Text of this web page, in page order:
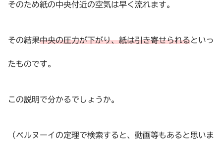
そのため紙の中央付近の空気は早く流れます。
その結果中央の圧力が下がり、紙は引き寄せられるといっ
たものです。
この説明で分かるでしょうか。
（ベルヌーイの定理で検索すると、動画等もあると思いま